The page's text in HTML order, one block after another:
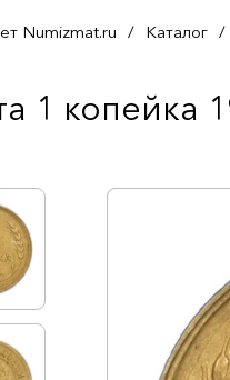
Numizmat.ru / Каталог /
1 копейка